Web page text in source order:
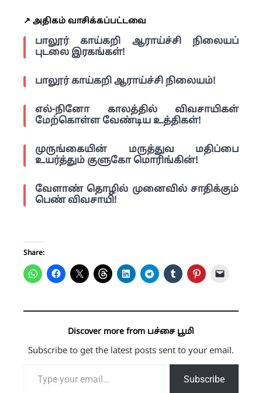
↗️ அதிகம் வாசிக்கப்பட்டவை
பாலூர் காய்கறி ஆராய்ச்சி நிலையப்
புடலை இரகங்கள்!
பாலூர் காய்கறி ஆராய்ச்சி நிலையம்!
எல்-நினோ காலத்தில் விவசாயிகள்
மேற்கொள்ள வேண்டிய உத்திகள்!
முருங்கையின் மருத்துவ மதிப்பை
உயர்த்தும் குளுகோ மொரிங்கின்!
வேளாண் தொழில் முனைவில் சாதிக்கும்
பெண் விவசாயி!
Share:
Discover more from பச்சை பூமி
Subscribe to get the latest posts sent to your email.
Subscribe